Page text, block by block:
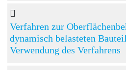
Verfahren zur
dynamisch belasteten
Verwendung des Verfahrens